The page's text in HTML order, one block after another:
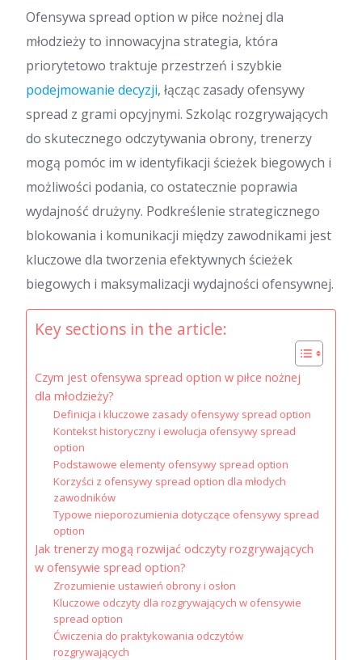
Ofensywa spread option w piłce nożnej dla
młodzieży to innowacyjna strategia, która
priorytetowo traktuje przestrzeń i szybkie
podejmowanie decyzji, łącząc zasady ofensywy
spread z grami opcyjnymi. Szkoląc rozgrywających
do skutecznego odczytywania obrony, trenerzy
mogą pomóc im w identyfikacji ścieżek biegowych i
możliwości podania, co ostatecznie poprawia
wydajność drużyny. Podkreślenie strategicznego
blokowania i komunikacji między zawodnikami jest
kluczowe dla tworzenia efektywnych ścieżek
biegowych i maksymalizacji wydajności ofensywnej.
Key sections in the article:
Czym jest ofensywa spread option w piłce nożnej
dla młodzieży?
Definicja i kluczowe zasady ofensywy spread option
Kontekst historyczny i ewolucja ofensywy spread
option
Podstawowe elementy ofensywy spread option
Korzyści z ofensywy spread option dla młodych
zawodników
Typowe nieporozumienia dotyczące ofensywy spread
option
Jak trenerzy mogą rozwijać odczyty rozgrywających
w ofensywie spread option?
Zrozumienie ustawień obrony i osłon
Kluczowe odczyty dla rozgrywających w ofensywie
spread option
Ćwiczenia do praktykowania odczytów
rozgrywających